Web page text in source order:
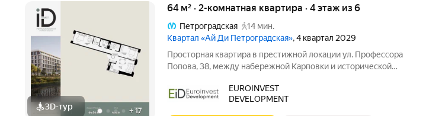
3D-тур + 17
64 м² · 2-комнатная квартира · 4 этаж из 6
Петроградская
14 мин.
Квартал «Ай Ди Петроградская», 4 квартал 2029
Просторная квартира в престижной локации ул. Профессора
Попова, 38, между набережной Карповки и исторической
на Иоанновский монастырь и реку Карповку. В пешей доступности
метро
EUROINVEST
DEVELOPMENT